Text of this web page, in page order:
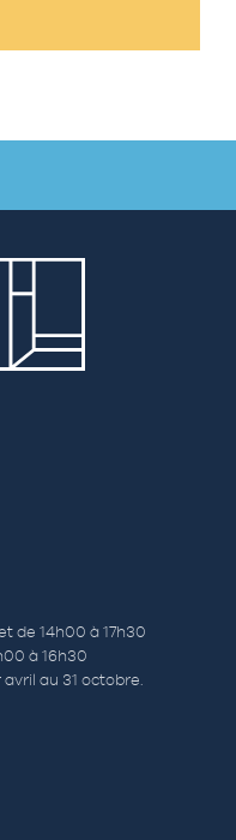
de 14h00 à 17h30
à 16h30
au 31 octobre.